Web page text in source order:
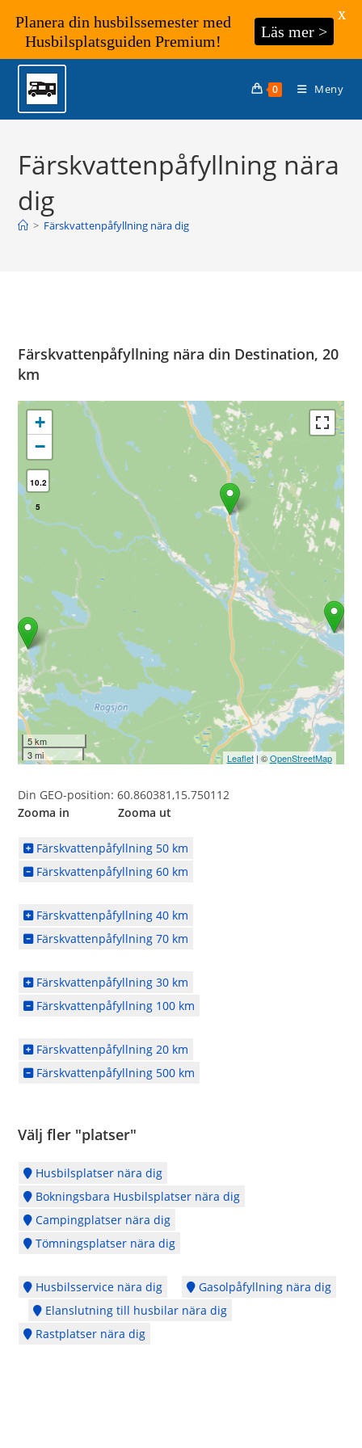
Hoppa
innehållet
0 Meny
Färskvattenpåfyllning nära
dig
> Färskvattenpåfyllning nära dig
Färskvattenpåfyllning nära din Destination, 20
km
+
−
10.2
5
5 km
3 mi
Leaflet| ©OpenStreetMap
Din GEO-position: 60.860381,15.750112
Zooma in Zooma ut
Färskvattenpåfyllning 50 km
Färskvattenpåfyllning 60 km
Färskvattenpåfyllning 40 km
Färskvattenpåfyllning 70 km
Färskvattenpåfyllning 30 km
Färskvattenpåfyllning 100 km
Färskvattenpåfyllning 20 km
Färskvattenpåfyllning 500 km
Välj fler "platser"
Husbilsplatser nära dig
Bokningsbara Husbilsplatser nära dig
Campingplatser nära dig
Tömningsplatser nära dig
Husbilsservice nära dig
Gasolpåfyllning nära dig
Elanslutning till husbilar nära dig
Rastplatser nära dig
Planera din husbilssemester med
Husbilsplatsguiden Premium!
Läs mer >
X